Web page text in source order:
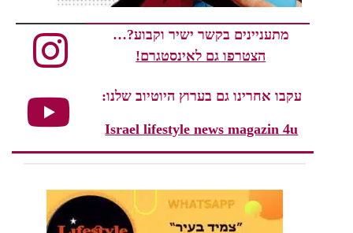
מתעניינים בקשר ישיר וקבוע?…
הצטרפו גם לאינסטגרם!
עקבו אחרינו גם בערוץ היוטיוב שלנו:
Israel lifestyle news magazin 4u